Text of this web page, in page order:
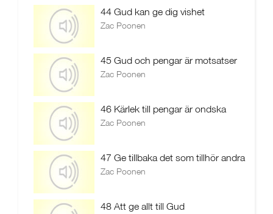
44 Gud kan ge dig vishet
Zac Poonen
45 Gud och pengar är motsatser
Zac Poonen
46 Kärlek till pengar är ondska
Zac Poonen
47 Ge tillbaka det som tillhör andra
Zac Poonen
48 Att ge allt till Gud